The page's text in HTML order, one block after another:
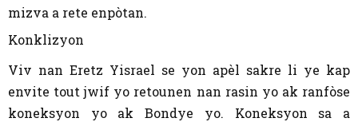
mizva a rete enpòtan.
Konklizyon
Viv nan Eretz Yisrael se yon apèl sakre li ye kap
envite tout jwif yo retounen nan rasin yo ak ranfòse
koneksyon yo ak Bondye yo. Koneksyon sa a